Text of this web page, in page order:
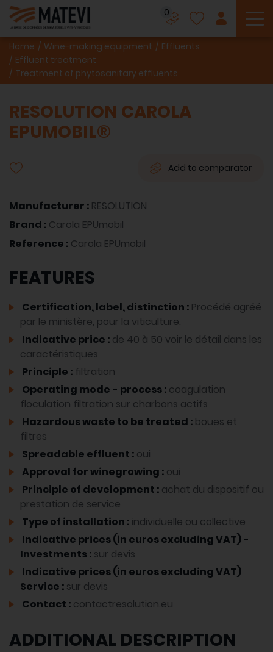
0
Home Wine-making equipment
Effluents
Effluent treatment
Treatment of phytosanitary effluents
RESOLUTION CAROLA
EPUMOBIL®
Add to comparator
Manufacturer : RESOLUTION
Brand : Carola EPUmobil
Reference : Carola EPUmobil
FEATURES
Certification, label, distinction : Procédé agréé
par le ministère, pour la viticulture.
Indicative price : de 40 à 50 voir le détail dans les
caractéristiques
Principle : filtration
Operating mode - process : coagulation
floculation filtration sur charbons actifs
Hazardous waste to be treated : boues et
filtres
Spreadable effluent : oui
Approval for winegrowing : oui
Principle of development : achat du dispositif ou
prestation de service
Type of installation : individuelle ou collective
Indicative prices (in euros excluding VAT) -
Investments : sur devis
Indicative prices (in euros excluding VAT)
Service : sur devis
Contact : contactresolution.eu
ADDITIONAL DESCRIPTION